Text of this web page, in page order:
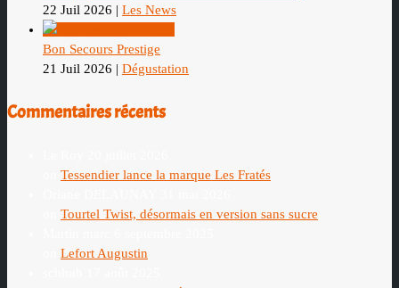
22 Juil 2026 | Les News
Bon Secours Prestige
21 Juil 2026 | Dégustation
Commentaires récents
Tessendier lance la marque Les Fratés
Tourtel Twist, désormais en version sans sucre
Lefort Augustin